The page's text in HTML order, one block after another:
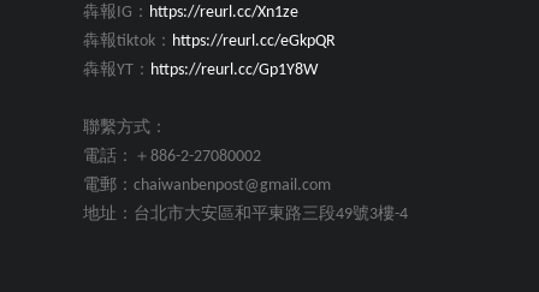
犇報IG： https://reurl.cc/Xn1ze
犇報tiktok： https://reurl.cc/eGkpQR
犇報YT： https://reurl.cc/Gp1Y8W
聯繫方式：
電話：＋886-2-27080002
電郵：chaiwanbenpost@gmail.com
地址：台北市大安區和平東路三段49號3樓-4